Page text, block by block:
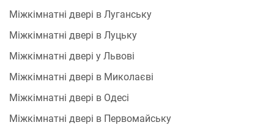
Міжкімнатні двері в Луганську
Міжкімнатні двері в Луцьку
Міжкімнатні двері у Львові
Міжкімнатні двері в Миколаєві
Міжкімнатні двері в Одесі
Міжкімнатні двері в Первомайську